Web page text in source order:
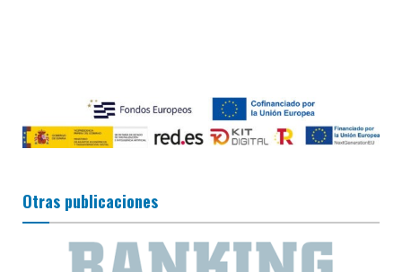
Otras publicaciones